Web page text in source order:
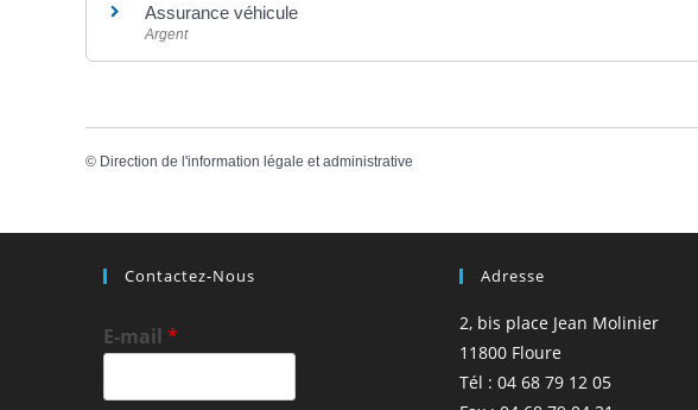
Assurance véhicule
Argent
© Direction de l'information légale et administrative
Contactez-Nous
E-mail *
Adresse
2, bis place Jean Molinier
11800 Floure
Tél : 04 68 79 12 05